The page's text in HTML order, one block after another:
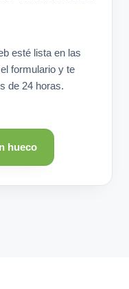
esté lista en las
formulario y te
de 24 horas.
hueco